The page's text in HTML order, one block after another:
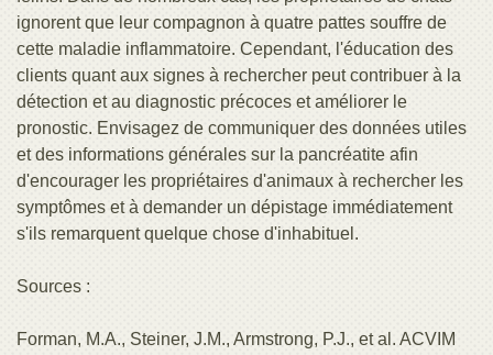
ignorent que leur compagnon à quatre pattes souffre de
cette maladie inflammatoire. Cependant, l'éducation des
clients quant aux signes à rechercher peut contribuer à la
détection et au diagnostic précoces et améliorer le
pronostic. Envisagez de communiquer des données utiles
et des informations générales sur la pancréatite afin
d'encourager les propriétaires d'animaux à rechercher les
symptômes et à demander un dépistage immédiatement
s'ils remarquent quelque chose d'inhabituel.
Sources :
Forman, M.A., Steiner, J.M., Armstrong, P.J., et al. ACVIM